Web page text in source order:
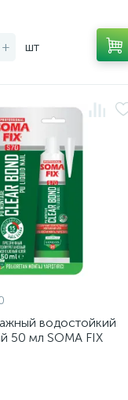
+ шт
водостойкий
50 мл SOMA FIX